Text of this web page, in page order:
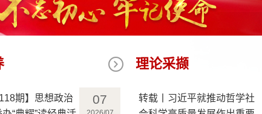
07
期】思想政治
“典耀”读经典活
理论采撷
转载丨习近平就推动哲学社
会科学高质量发展作出重要